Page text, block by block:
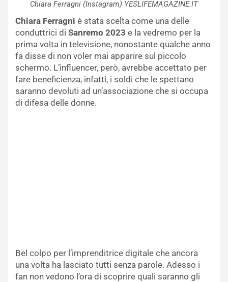
Chiara Ferragni (Instagram) YESLIFEMAGAZINE.IT
Chiara Ferragni è stata scelta come una delle
conduttrici di Sanremo 2023 e la vedremo per la
prima volta in televisione, nonostante qualche anno
fa disse di non voler mai apparire sul piccolo
schermo. L’influencer, però, avrebbe accettato per
fare beneficienza, infatti, i soldi che le spettano
saranno devoluti ad un’associazione che si occupa
di difesa delle donne.
Bel colpo per l’imprenditrice digitale che ancora
una volta ha lasciato tutti senza parole. Adesso i
fan non vedono l’ora di scoprire quali saranno gli